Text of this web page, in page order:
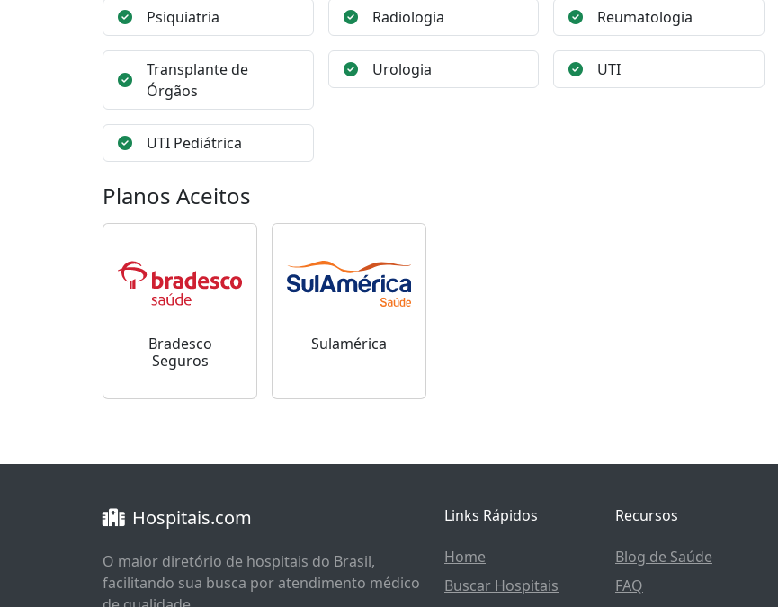
Psiquiatria Radiologia Reumatologia
Transplante de
Órgãos
Urologia UTI
UTI Pediátrica
Planos Aceitos
Bradesco
Seguros
Sulamérica
Hospitais.com
O maior diretório de hospitais do Brasil,
facilitando sua busca por atendimento médico
Links Rápidos
Home
Buscar Hospitais
Recursos
Blog de Saúde
FAQ